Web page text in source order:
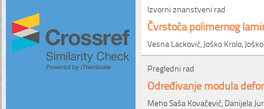
Izvorni znanstveni rad
Čvrstoća polimernog
Vesna Lacković, Joško Krolo,
Pregledni rad
Određivanje modula
Meho Saša Kovačević, Danijela